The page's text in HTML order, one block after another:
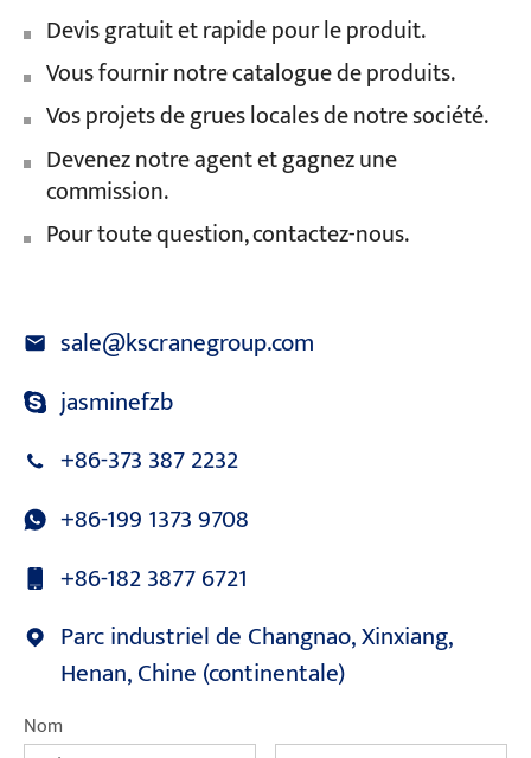
Devis gratuit et rapide pour le produit.
Vous fournir notre catalogue de produits.
Vos projets de grues locales de notre société.
Devenez notre agent et gagnez une
commission.
Pour toute question, contactez-nous.
sale@kscranegroup.com
jasminefzb
+86-373 387 2232
+86-199 1373 9708
+86-182 3877 6721
Parc industriel de Changnao, Xinxiang,
Henan, Chine (continentale)
Nom